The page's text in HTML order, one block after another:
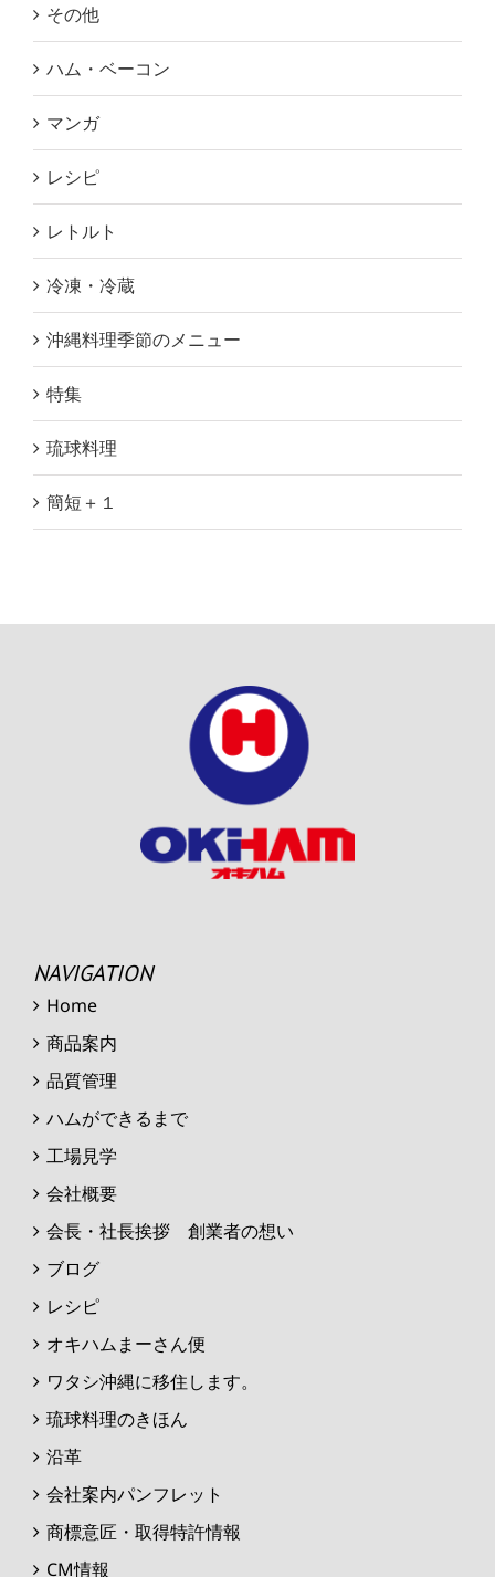
その他
ハム・ベーコン
マンガ
レシピ
レトルト
冷凍・冷蔵
沖縄料理季節のメニュー
特集
琉球料理
簡短＋１
NAVIGATION
Home
商品案内
品質管理
ハムができるまで
工場見学
会社概要
会長・社長挨拶 創業者の想い
ブログ
レシピ
オキハムまーさん便
ワタシ沖縄に移住します。
琉球料理のきほん
沿革
会社案内パンフレット
商標意匠・取得特許情報
CM情報